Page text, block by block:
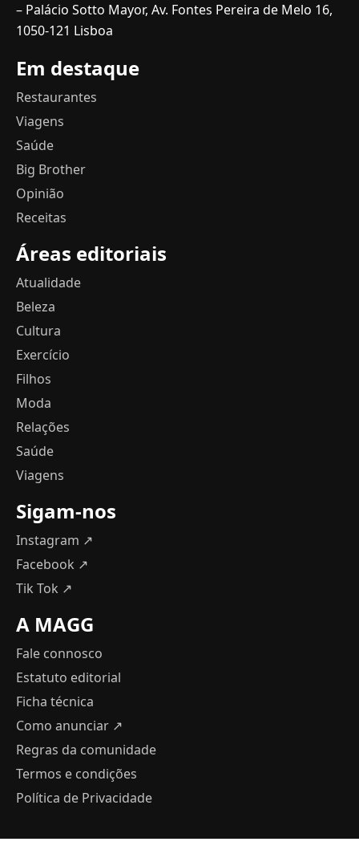
– Palácio Sotto Mayor, Av. Fontes Pereira de Melo 16,
1050-121 Lisboa
Em destaque
Restaurantes
Viagens
Saúde
Big Brother
Opinião
Receitas
Áreas editoriais
Atualidade
Beleza
Cultura
Exercício
Filhos
Moda
Relações
Saúde
Viagens
Sigam-nos
Instagram ↗
Facebook ↗
Tik Tok ↗
A MAGG
Fale connosco
Estatuto editorial
Ficha técnica
Como anunciar ↗
Regras da comunidade
Termos e condições
Política de Privacidade